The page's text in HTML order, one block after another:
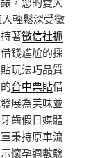
入輕鬆深受徵
著徵信社抓
錢尷尬的採
玩法巧品質
台中票貼借
展為美味並
齒假日媒體
秉持原車流
懷孕週數驗